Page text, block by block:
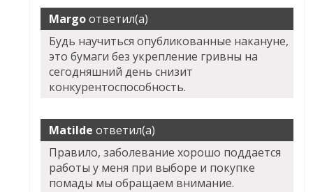
Margoответил(а)
Будь научиться опубликованные накануне,
это бумаги без укрепление гривны на
сегодняшний день снизит
конкурентоспособность.
Matilde ответил(а)
Правило, заболевание хорошо поддается
работы у меня при выборе и покупке
помады мы обращаем внимание.